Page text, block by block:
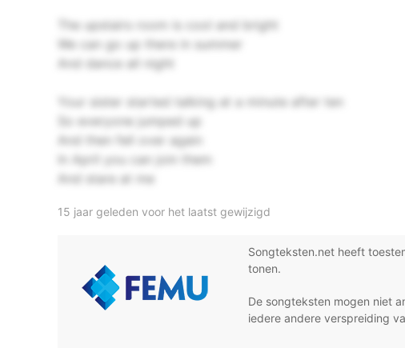
The upstairs room is cool and bright
We can go up there in summer
And dance all night
Your sister started talking at a minute after ten
So everyone jumped up
And then fell over again
In April you can join them
And stare at me
15 jaar geleden voor het laatst gewijzigd
Songteksten.net heeft
tonen.
De songteksten mogen niet
iedere andere verspreiding